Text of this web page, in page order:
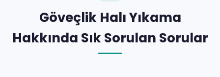
Göveçlik Halı Yıkama
Hakkında Sık Sorulan Sorular